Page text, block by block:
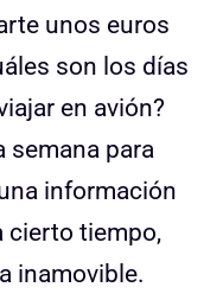
unos euros
son los días
en avión?
semana para
información
cierto tiempo,
inamovible.